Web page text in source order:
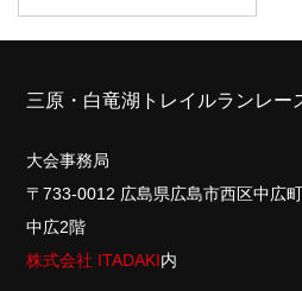
三原・白竜湖トレイルランレー
大会事務局
〒733-0012 広島県広島市西区中広
中広2階
株式会社 ITADAKI内